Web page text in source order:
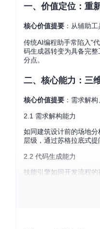
一、价值定位：重
核心价值提要 ：从辅助
传统AI编程助手常陷入"
码生成器转变为具备完
分点。
二、核心能力：三
核心价值提要 ：需求解
2.1 需求解构能力
如同建筑设计前的场地
层级，通过苏格拉底式
2.2 代码生成能力
技能引擎如同开发流程
级应用中已验证可使基